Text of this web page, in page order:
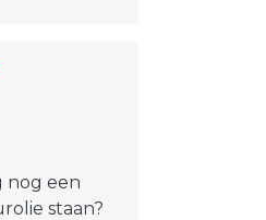
nog een
staan?